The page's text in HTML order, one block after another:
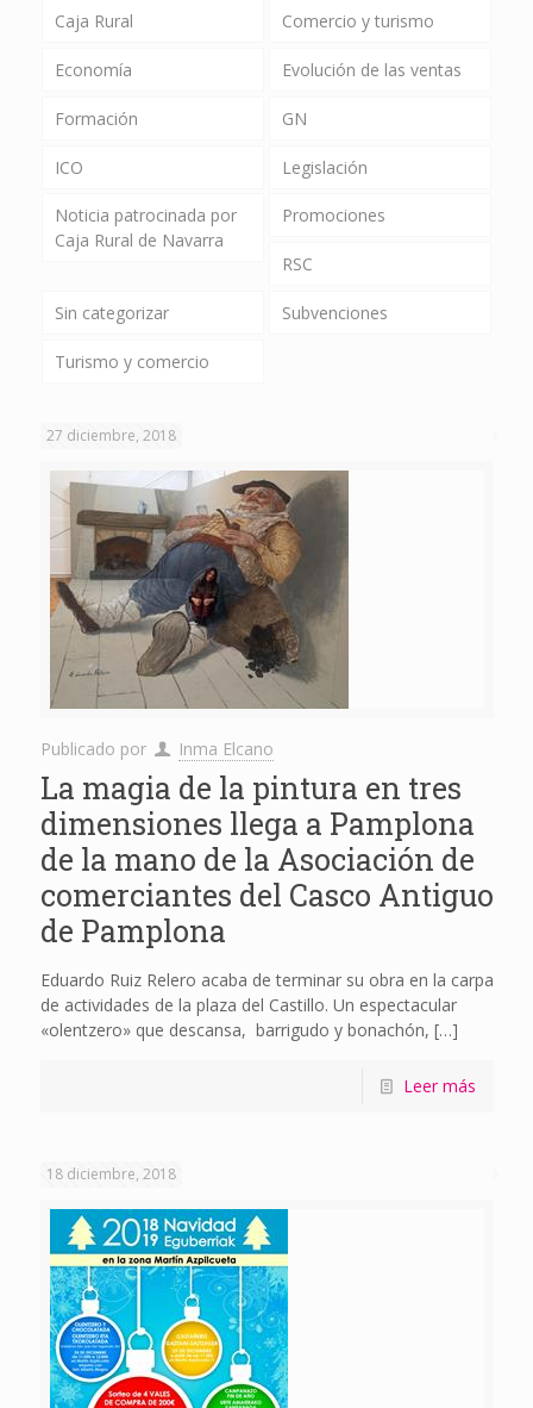
Caja Rural Comercio y turismo
Economía Evolución de las ventas
Formación GN
ICO Legislación
Noticia patrocinada por
Caja Rural de Navarra
Promociones
RSC
Sin categorizar Subvenciones
Turismo y comercio
27 diciembre, 2018
Publicado por Inma Elcano
La magia de la pintura en tres
dimensiones llega a Pamplona
de la mano de la Asociación de
comerciantes del Casco Antiguo
de Pamplona
Eduardo Ruiz Relero acaba de terminar su obra en la carpa
de actividades de la plaza del Castillo. Un espectacular
«olentzero» que descansa, barrigudo y bonachón, […]
Leer más
18 diciembre, 2018